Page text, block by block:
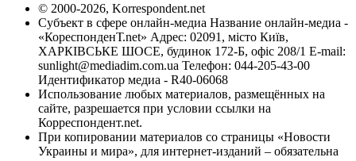
© 2000-2026, Korrespondent.net
Субъект в сфере онлайн-медиа Название онлайн-медиа -
«КореспонденТ.net» Адрес: 02091, місто Київ,
ХАРКІВСЬКЕ ШОСЕ, будинок 172-Б, офіс 208/1 E-mail:
sunlight@mediadim.com.ua Телефон: 044-205-43-00
Идентификатор медиа - R40-06068
Использование любых материалов, размещённых на
сайте, разрешается при условии ссылки на
Корреспондент.net.
При копировании материалов со страницы «Новости
Украины и мира», для интернет-изданий – обязательна